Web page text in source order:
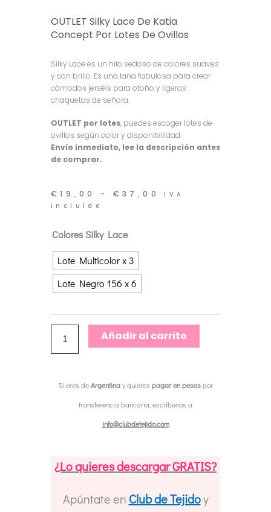
OUTLET Silky Lace De Katia
Concept Por Lotes De Ovillos
Silky Lace es un hilo sedoso de colores suaves
y con brillo. Es una lana fabulosa para crear
cómodos jerséis para otoño y ligeras
chaquetas de señora.
OUTLET por lotes, puedes escoger lotes de
ovillos según color y disponibilidad.
Envío inmediato, lee la descripción antes
de comprar.
€19,00 - €37,00
Rango
IVA
incluído
Colores Silky Lace
Lote Multicolor x 3
Lote Negro 156 x 6
OUTLET
Silky
Lace
de
Katia
por
de
Añadir al carrito
Si eres deArgentinay quieres pagar en pesospor
transferencia bancaria, escríbenos a
info@clubdetejido.com
¿Lo quieres descargar GRATIS?
Apúntate en Club de Tejidoy